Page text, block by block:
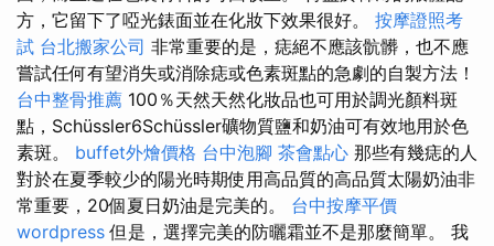
方，它留下了啞光錶面並在化妝下效果很好。 按摩證照考
試 台北搬家公司 非常重要的是，痣絕不應該骯髒，也不應
嘗試任何有望消失或消除痣或色素斑點的急劇的自製方法！
台中整骨推薦 100％天然天然化妝品也可用於調光顏料斑
點，Schüssler6Schüssler礦物質鹽和奶油可有效地用於色
素斑。 buffet外燴價格 台中泡腳 茶會點心 那些有幾痣的人
對於在夏季較少的陽光時期使用高品質的高品質太陽奶油非
常重要，20個夏日奶油是完美的。 台中按摩平價
wordpress 但是，選擇完美的防曬霜並不是那麼簡單。 我